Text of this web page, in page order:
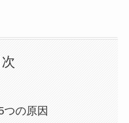
つの原因